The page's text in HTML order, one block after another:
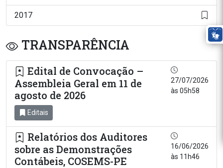
2017
TRANSPARÊNCIA
Edital de Convocação –
Assembleia Geral em 11 de
agosto de 2026
27/07/2026
às 05h58
Editais
Relatórios dos Auditores
sobre as Demonstrações
Contábeis, COSEMS-PE
16/06/2026
às 11h46